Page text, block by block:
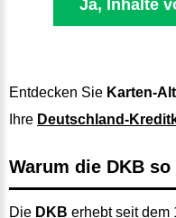
Entdecken Sie Karten-
Ihre Deutschland-
Warum die DKB
Die DKB erhebt seit dem